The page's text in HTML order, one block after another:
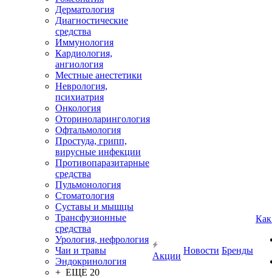
Дерматология
Диагностические
средства
Иммунология
Кардиология,
ангиология
Местные анестетики
Неврология,
психиатрия
Онкология
Оториноларингология
Офтальмология
Простуда, грипп,
вирусные инфекции
Противопаразитарные
средства
Пульмонология
Стоматология
Суставы и мышцы
Трансфузионные
средства
Урология, нефрология
Чаи и травы
Эндокринология
+ ЕЩЕ 20
Акции
Новости Бренды